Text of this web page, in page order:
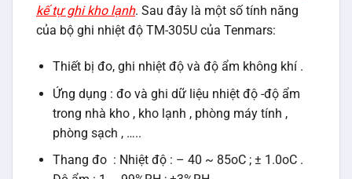
kế tự ghi kho lạnh. Sau đây là một số tính năng
của bộ ghi nhiệt độ TM-305U của Tenmars:
Thiết bị đo, ghi nhiệt độ và độ ẩm không khí .
Ứng dụng : đo và ghi dữ liệu nhiệt độ -độ ẩm
trong nhà kho , kho lạnh , phòng máy tính ,
phòng sạch , …..
Thang đo : Nhiệt độ : – 40 ~ 85oC ; ± 1.0oC .